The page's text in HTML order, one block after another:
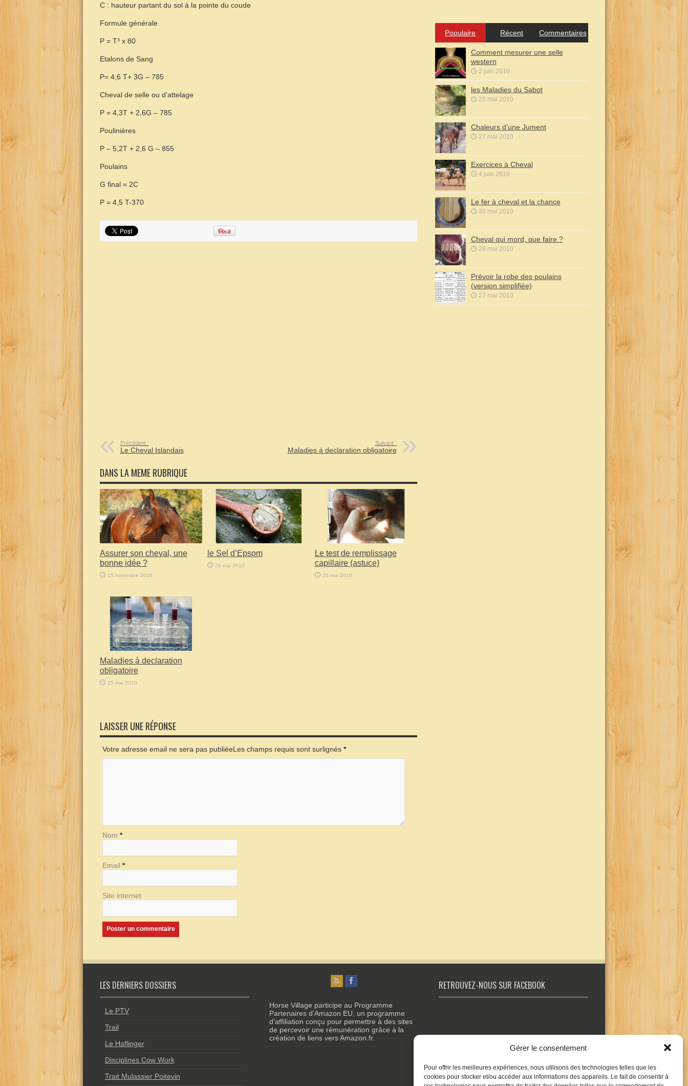
Gérer le consentement
Pour offrir les meilleures expériences, nous utilisons des technologies telles que les
cookies pour stocker et/ou accéder aux informations des appareils. Le fait de consentir à
C : hauteur partant du sol à la pointe du coude
Formule générale
P = T³ x 80
Etalons de Sang
P= 4,6 T+ 3G – 785
Cheval de selle ou d’attelage
P = 4,3T + 2,6G – 785
Poulinières
P – 5,2T + 2,6 G – 855
Poulains
G final = 2C
P = 4,5 T-370
Précédent :
Le Cheval Islandais
Suivant :
Maladies à declaration obligatoire
DANS LA MEME RUBRIQUE
Assurer son cheval, une
bonne idée ?
15 novembre 2016
le Sel d’Epsom
26 mai 2010
Le test de remplissage
capillaire (astuce)
25 mai 2010
Maladies à declaration
obligatoire
25 mai 2010
LAISSER UNE RÉPONSE
Votre adresse email ne sera pas publiéeLes champs requis sont surlignés *
Nom *
Email *
Site internet
Populaire Récent Commentaires
Comment mesurer une selle
western
2 juin 2010
les Maladies du Sabot
25 mai 2010
Chaleurs d’une Jument
27 mai 2010
Exercices à Cheval
4 juin 2010
Le fer à cheval et la chance
30 mai 2010
Cheval qui mord, que faire ?
28 mai 2010
Prévoir la robe des poulains
(version simplifiée)
27 mai 2010
LES DERNIERS DOSSIERS
Le PTV
Trail
Le Haflinger
Disciplines Cow Work
Trait Mulassier Poitevin
Horse Village participe au Programme
Partenaires d'Amazon EU, un programme
d'affiliation conçu pour permettre à des sites
de percevoir une rémunération grâce à la
création de liens vers Amazon.fr.
RETROUVEZ-NOUS SUR FACEBOOK